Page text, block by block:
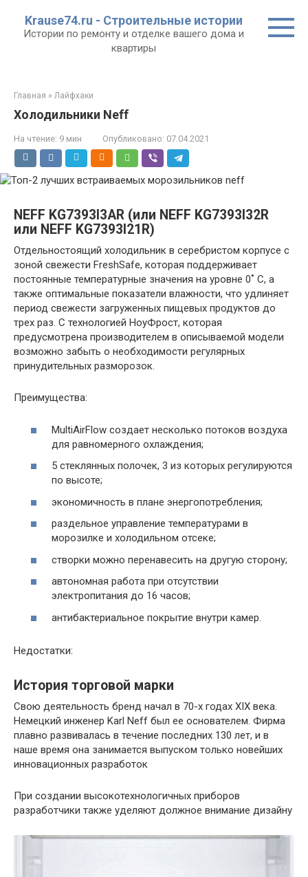
контенту
Krause74.ru - Строительные истории
Истории по ремонту и отделке вашего дома и
квартиры
Главная » Лайфхаки
Холодильники Neff
На чтение: 9 мин Опубликовано: 07.04.2021
NEFF KG7393I3AR (или NEFF KG7393I32R
или NEFF KG7393I21R)
Отдельностоящий холодильник в серебристом корпусе с
зоной свежести FreshSafe, которая поддерживает
постоянные температурные значения на уровне 0˚ С, а
также оптимальные показатели влажности, что удлиняет
период свежести загруженных пищевых продуктов до
трех раз. С технологией НоуФрост, которая
предусмотрена производителем в описываемой модели
возможно забыть о необходимости регулярных
принудительных разморозок.
Преимущества:
MultiAirFlow создает несколько потоков воздуха
для равномерного охлаждения;
5 стеклянных полочек, 3 из которых регулируются
по высоте;
экономичность в плане энергопотребления;
раздельное управление температурами в
морозилке и холодильном отсеке;
створки можно перенавесить на другую сторону;
автономная работа при отсутствии
электропитания до 16 часов;
антибактериальное покрытие внутри камер.
Недостатки:
История торговой марки
Свою деятельность бренд начал в 70-х годах XIX века.
Немецкий инженер Karl Neff был ее основателем. Фирма
плавно развивалась в течение последних 130 лет, и в
наше время она занимается выпуском только новейших
инновационных разработок
При создании высокотехнологичных приборов
разработчики также уделяют должное внимание дизайну